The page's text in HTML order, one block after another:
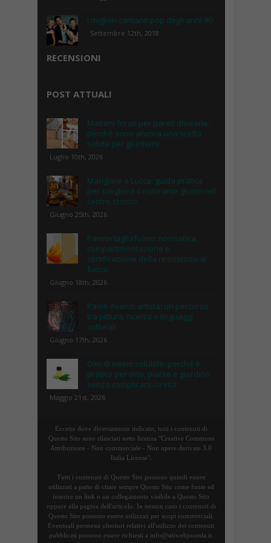
I migliori cantanti pop degli anni 90
Settembre 12th, 2018
RECENSIONI
POST ATTUALI
Mattoni forati per pareti divisorie:
perché sono ancora una scelta
solida per gli interni
Luglio 10th, 2026
Mangiare a Lucca: guida pratica
per scegliere il ristorante giusto nel
centro storico
Giugno 25th, 2026
Parete tagliafuoco: normativa,
compartimentazione e
certificazione della resistenza al
fuoco
Giugno 18th, 2026
Paolo Avanzi artista: un percorso
tra pittura, ricerca e linguaggi
culturali
Giugno 17th, 2026
Olio di neem solubile: perché è
pratico per orto, piante e giardino
senza complicarsi la vita
Maggio 21st, 2026
Eccetto dove diversamente indicato, tutti i contenuti di
Questo Sito sono rilasciati sotto licenza "Creative Commons
Attribuzione - Non commerciale - Non opere derivate 3.0
Italia License".
Tutti i contenuti di Questo Sito possono quindi essere
utilizzati a patto di citare sempre Questo Sito come fonte ed
inserire un link o un collegamento visibile a Questo Sito
oppure alla pagina dell'articolo. In nessun caso i contenuti di
Questo Sito possono essere utilizzati per scopi commerciali.
Eventuali permessi ulteriori relativi all'utilizzo dei contenuti
pubblicati possono essere richiesti a info@sitiwebjoomla.it.